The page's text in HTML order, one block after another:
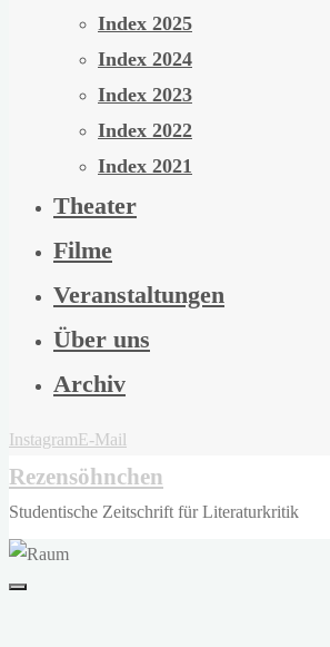
Index 2025
Index 2024
Index 2023
Index 2022
Index 2021
Theater
Filme
Veranstaltungen
Über uns
Archiv
InstagramE-Mail
Rezensöhnchen
Studentische Zeitschrift für Literaturkritik